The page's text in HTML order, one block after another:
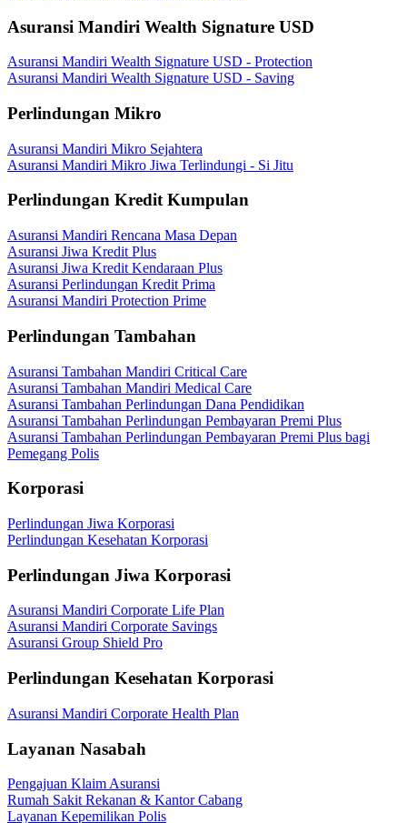
Asuransi Mandiri Wealth Signature USD
Asuransi Mandiri Wealth Signature USD - Protection
Asuransi Mandiri Wealth Signature USD - Saving
Perlindungan Mikro
Asuransi Mandiri Mikro Sejahtera
Asuransi Mandiri Mikro Jiwa Terlindungi - Si Jitu
Perlindungan Kredit Kumpulan
Asuransi Mandiri Rencana Masa Depan
Asuransi Jiwa Kredit Plus
Asuransi Jiwa Kredit Kendaraan Plus
Asuransi Perlindungan Kredit Prima
Asuransi Mandiri Protection Prime
Perlindungan Tambahan
Asuransi Tambahan Mandiri Critical Care
Asuransi Tambahan Mandiri Medical Care
Asuransi Tambahan Perlindungan Dana Pendidikan
Asuransi Tambahan Perlindungan Pembayaran Premi Plus
Asuransi Tambahan Perlindungan Pembayaran Premi Plus bagi
Pemegang Polis
Korporasi
Perlindungan Jiwa Korporasi
Perlindungan Kesehatan Korporasi
Perlindungan Jiwa Korporasi
Asuransi Mandiri Corporate Life Plan
Asuransi Mandiri Corporate Savings
Asuransi Group Shield Pro
Perlindungan Kesehatan Korporasi
Asuransi Mandiri Corporate Health Plan
Layanan Nasabah
Pengajuan Klaim Asuransi
Rumah Sakit Rekanan & Kantor Cabang
Layanan Kepemilikan Polis